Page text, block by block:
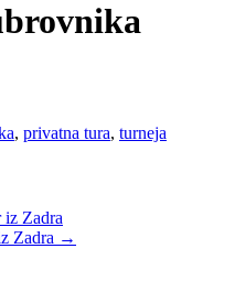
, privatna tura, turneja
iz Zadra
Zadra →